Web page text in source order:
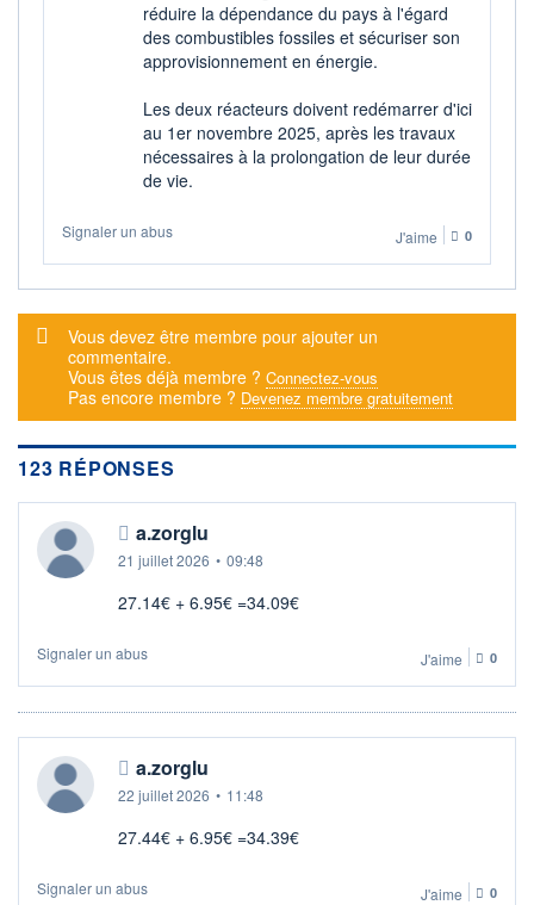
réduire la dépendance du pays à l'égard
des combustibles fossiles et sécuriser son
approvisionnement en énergie.
Les deux réacteurs doivent redémarrer d'ici
au 1er novembre 2025, après les travaux
nécessaires à la prolongation de leur durée
de vie.
Signaler un abus J'aime 0
Message d'alerte
Vous devez être membre pour ajouter un
commentaire.
Vous êtes déjà membre ? Connectez-vous
Pas encore membre ? Devenez membre gratuitement
123 RÉPONSES
a.zorglu
21 juillet 2026 • 09:48
27.14€ + 6.95€ =34.09€
Signaler un abus J'aime 0
a.zorglu
22 juillet 2026 • 11:48
27.44€ + 6.95€ =34.39€
Signaler un abus J'aime 0